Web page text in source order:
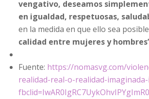
vengativo, deseamos
en igualdad, respetuosas,
en la medida en que ello sea
calidad entre mujeres y
Fuente: https://nomasvg.com/
realidad-real-o-realidad-